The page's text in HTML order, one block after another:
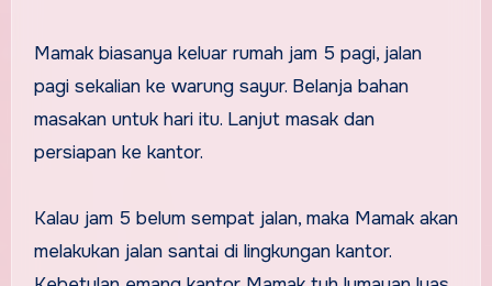
Mamak biasanya keluar rumah jam 5 pagi, jalan
pagi sekalian ke warung sayur. Belanja bahan
masakan untuk hari itu. Lanjut masak dan
persiapan ke kantor.
Kalau jam 5 belum sempat jalan, maka Mamak akan
melakukan jalan santai di lingkungan kantor.